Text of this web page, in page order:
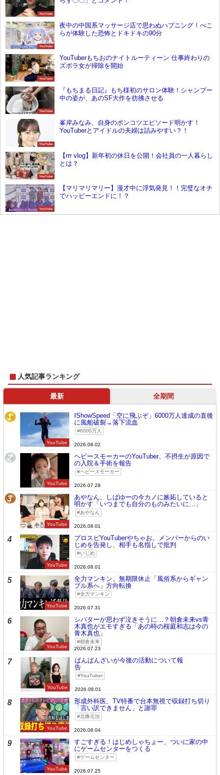
YouTube
YouTube
夜中の中国系マッサージ店で思わぬハプニング！ぺこ
らが体験した恐怖とドキドキの90分
YouTube
YouTuberもちおのナイトルーティーン 仕事終わりの
ズボラ女が掃除を開始
YouTube
『もちまる日記』もち様初のサロン体験！シャンプー
中の姿が、あのSF大作を彷彿させる
YouTube
峯岸みなみ、自身のポンコツエピソード明かす！
YouTuberとアイドルの夫婦は詰みやすい？！
YouTube
【rrr vlog】新年初の休日を公開！会社員の一人暮らし
とは？
YouTube
【マリマリマリー】漫才中に浮気発見！！完璧なオチ
でハッピーエンドに！？
人気記事ランキング
最新 全期間
1
YouTube
IShowSpeed「空に飛ぶぞ」6000万人達成の直後
に風船破裂→落下流血
6000万人
2026.08.02
2
YouTube
ヘビースモーカーのYouTuber、不摂生が原因で
の入院＆手術を報告
ヘビースモーカー
2026.07.28
3
YouTube
あやなん、しばゆーの今カノに嫉妬していると
明かす「いつまでも自分のものみたいに…」
あやなん
2026.08.01
4
YouTube
プロスピYouTuberやちゃお。メンバーからのい
じめを告発し、相手も名指しで批判
いじめ
2026.08.01
5
YouTube
全力マンキン、無期限休止「風俗系からギャン
ブル系へ」方向転換
全力マンキン
2026.07.31
6
YouTube
シバターが思わず泣きそうに…？朝倉未来vs青
木真也がエモすぎる「あの時の桜庭和志は今の
青木真也」
朝倉未来
2026.07.23
7
YouTube
ばんばんざいが今後の活動について報
告
YouTuber
2026.08.01
8
YouTube
形成外科医、TV特番で台本無視で収録打ち切り
「言い訳できません」と謝罪
北條元治
2026.08.04
9
YouTube
すごすぎる！はじめしゃちょー、ついに家の中
にゲームセンターをつくる
ゲームセンター
2026.07.25